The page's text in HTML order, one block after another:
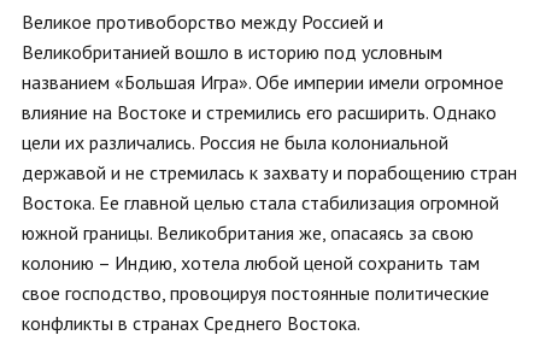
Великое противоборство между Россией и
Великобританией вошло в историю под условным
названием «Большая Игра». Обе империи имели огромное
влияние на Востоке и стремились его расширить. Однако
цели их различались. Россия не была колониальной
державой и не стремилась к захвату и порабощению стран
Востока. Ее главной целью стала стабилизация огромной
южной границы. Великобритания же, опасаясь за свою
колонию – Индию, хотела любой ценой сохранить там
свое господство, провоцируя постоянные политические
конфликты в странах Среднего Востока.